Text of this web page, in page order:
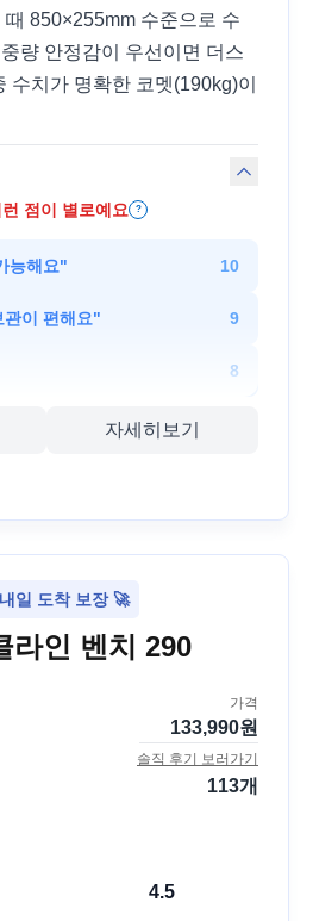
850×255mm 수준으로 수
량 안정감이 우선이면 더스
수치가 명확한 코멧(190kg)이
런 점이 별로예요 ?
능해요" 10
관이 편해요" 9
8
자세히보기
내일 도착 보장 🚀
라인 벤치 290
가격
133,990원
솔직 후기 보러가기
113개
4.5